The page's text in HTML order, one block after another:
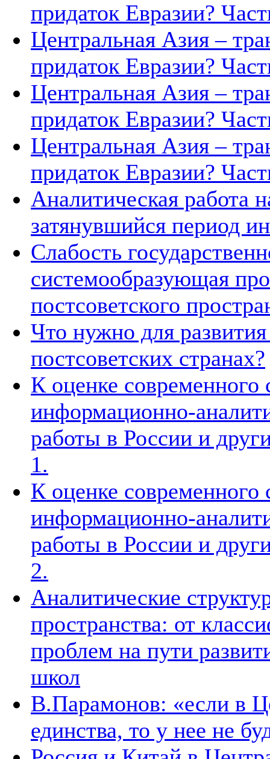
придаток Евразии?
Центральная Азия –
придаток Евразии?
Центральная Азия –
придаток Евразии?
Центральная Азия –
придаток Евразии?
Аналитическая работа
затянувшийся период
Слабость
системообразующая
постсоветского
Что нужно для
постсоветских странах?
К оценке современного
информационно-
работы в России и
1.
К оценке современного
информационно-
работы в России и
2.
Аналитические
пространства: от
проблем на пути
школ
В.Парамонов: «если в
единства, то у нее не